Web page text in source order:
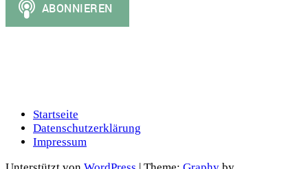
Startseite
Datenschutzerklärung
Impressum